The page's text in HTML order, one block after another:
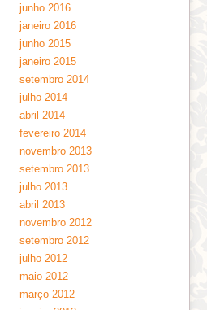
junho 2016
janeiro 2016
junho 2015
janeiro 2015
setembro 2014
julho 2014
abril 2014
fevereiro 2014
novembro 2013
setembro 2013
julho 2013
abril 2013
novembro 2012
setembro 2012
julho 2012
maio 2012
março 2012